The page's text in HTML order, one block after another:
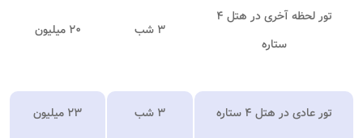
تور لحظه آخری در هتل ۴
ستاره
۳ شب ۲۰ میلیون
تور عادی در هتل ۴ ستاره ۳ شب ۲۳ میلیون